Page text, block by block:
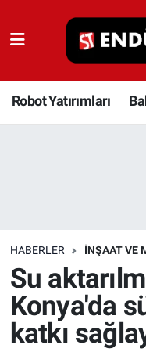
Robot Yatırımları
HABERLER İNŞAAT VE
Su
Konya'da
katkı
Robot
Bakım 4.0
Depolama
İnşaat ve
HaberOrtak